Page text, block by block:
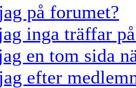
på forumet?
inga träffar
en tom sida
efter